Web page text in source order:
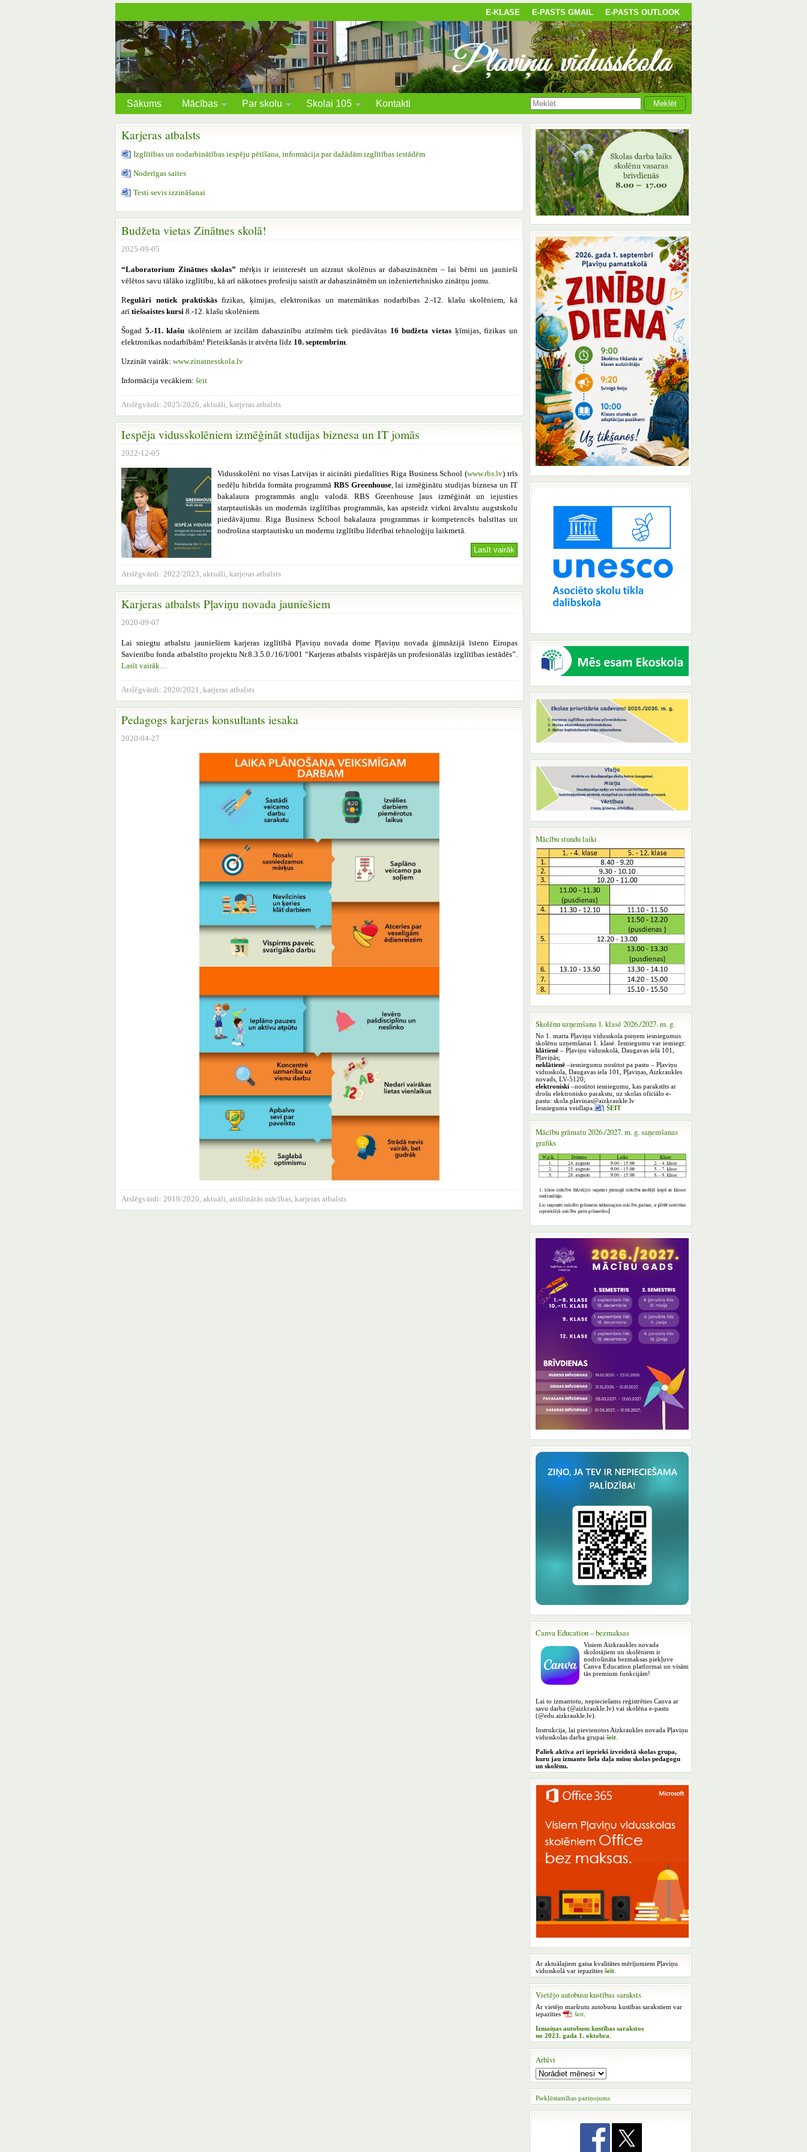
E-KLASE E-PASTS GMAIL E-PASTS OUTLOOK
Sākums Mācības Par skolu Skolai 105 Kontakti
Karjeras atbalsts
Izglītības un nodarbinātības iespēju pētīšana, informācija par dažādām izglītības iestādēm
Noderīgas saites
Testi sevis izzināšanai
Budžeta vietas Zinātnes skolā!
2025-09-05
“Laboratorium Zinātnes skolas” mērķis ir ieinteresēt un aizraut skolēnus ar dabaszinātnēm – lai bērni un jaunieši
vēlētos savu tālāko izglītību, kā arī nākotnes profesiju saistīt ar dabaszinātnēm un inženiertehnisko zinātņu jomu.
Regulāri notiek praktiskāsfizikas, ķīmijas, elektronikas un matemātikas nodarbības 2.-12. klašu skolēniem, kā
arī tiešsaistes kursi 8.-12. klašu skolēniem.
Šogad 5.-11. klašuskolēniem ar izcilām dabaszinību atzīmēm tiek piedāvātas 16 budžeta vietas ķīmijas, fizikas un
elektronikas nodarbībām! Pieteikšanās ir atvērta līdz 10. septembrim.
Uzzināt vairāk: www.zinatnesskola.lv
Informācija vecākiem: šeit
Atslēgvārdi: 2025/2026, aktuāli, karjeras atbalsts
Iespēja vidusskolēniem izmēģināt studijas biznesa un IT jomās
2022-12-05
Vidusskolēni no visas Latvijas ir aicināti piedalīties Riga Business School (www.rbs.lv) trīs
nedēļu hibrīda formāta programmā RBS Greenhouse, lai izmēģinātu studijas biznesa un IT
bakalaura programmās angļu valodā. RBS Greenhouse ļaus izmēģināt un iejusties
starptautiskās un modernās izglītības programmās, kas apsteidz virkni ārvalstu augstskolu
piedāvājumu. Riga Business School bakalaura programmas ir kompetencēs balstītas un
nodrošina starptautisku un modernu izglītību līderībai tehnoloģiju laikmetā.
Lasīt vairāk
Atslēgvārdi: 2022/2023, aktuāli, karjeras atbalsts
Karjeras atbalsts Pļaviņu novada jauniešiem
2020-09-07
Lai sniegtu atbalstu jauniešiem karjeras izglītībā Pļaviņu novada dome Pļaviņu novada ģimnāzijā īsteno Eiropas
Savienību fonda atbalstīto projektu Nr.8.3.5.0./16/I/001 “Karjeras atbalsts vispārējās un profesionālās izglītības iestādēs”.
Lasīt vairāk…
Atslēgvārdi: 2020/2021, karjeras atbalsts
Pedagogs karjeras konsultants iesaka
2020-04-27
Atslēgvārdi: 2019/2020 aktuāli attālinātās mācības karjeras atbalsts
Mācību stundu laiki
Skolēnu uzņemšana 1. klasē 2026./2027. m. g.
No 1. marta Pļaviņu vidusskola pieņem iesniegumus
skolēnu uzņemšanai 1. klasē. Iesniegumu var iesniegt:
klātienē – Pļaviņu vidusskolā, Daugavas ielā 101,
Pļaviņās;
neklātienē –iesniegumu nosūtot pa pastu – Pļaviņu
vidusskola, Daugavas iela 101, Pļaviņas, Aizkraukles
novads, LV-5120;
elektroniski –nosūtot iesniegumu, kas parakstīts ar
drošu elektronisko parakstu, uz skolas oficiālo e-
pastu: skola.plavinas@aizkraukle.lv
Iesnieguma veidlapa
ŠEIT
Mācību grāmatu 2026./2027. m. g. saņemšanas
grafiks
Canva Education – bezmaksas
Visiem Aizkraukles novada
skolotājiem un skolēniem ir
nodrošināta bezmaksas piekļuve
Canva Education platformai un visām
tās premium funkcijām!
Lai to izmantotu, nepieciešams reģistrēties Canva ar
savu darba (@aizkraukle.lv) vai skolēna e-pastu
(@edu.aizkraukle.lv).
Instrukcija, lai pievienotos Aizkraukles novada Pļaviņu
vidusskolas darba grupai šeit
Paliek aktīva arī iepriekš izveidotā skolas grupa,
kuru jau izmanto liela daļa mūsu skolas pedagogu
un skolēnu.
Ar aktuālajiem gaisa kvalitātes mērījumiem Pļaviņu
vidusskolā var iepazīties šeit
Vietējo autobusu kustības saraksts
Ar vietējo maršrutu autobusu kustības sarakstiem var
iepazīties
šeit
Izmaiņas autobusu kustības sarakstos
no 2023. gada 1. oktobra
Arhīvi
Piekļūstamības paziņojums